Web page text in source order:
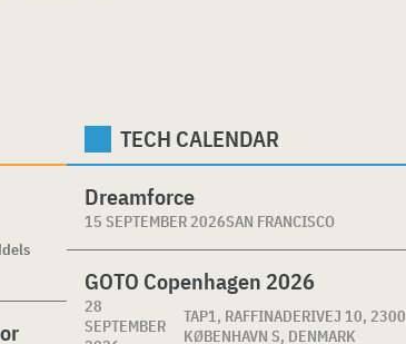
TECH CALENDAR
Dreamforce
15 SEPTEMBER 2026SAN FRANCISCO
GOTO Copenhagen 2026
28
SEPTEMBER
TAP1, RAFFINADERIVEJ 10, 2300
KØBENHAVN S, DENMARK